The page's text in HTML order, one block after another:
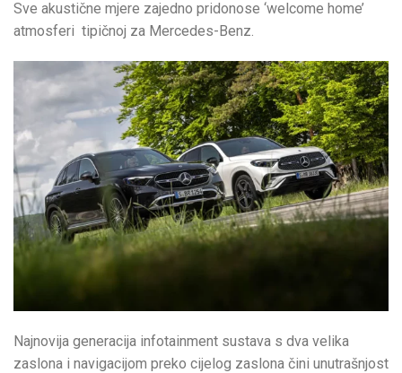
Sve akustične mjere zajedno pridonose ‘welcome home’
atmosferi tipičnoj za Mercedes-Benz.
Najnovija generacija infotainment sustava s dva velika
zaslona i navigacijom preko cijelog zaslona čini unutrašnjost